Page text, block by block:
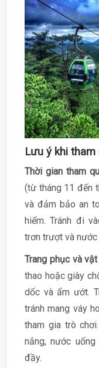
Lưu ý khi
Thời gian tham
(từ tháng 11 đến
và đảm bảo an
hiểm. Tránh đi
trơn trượt và nước
Trang phục và
thao hoặc giày
dốc và ẩm ướt.
tránh mang váy
tham gia trò
nắng, nước
đầy.